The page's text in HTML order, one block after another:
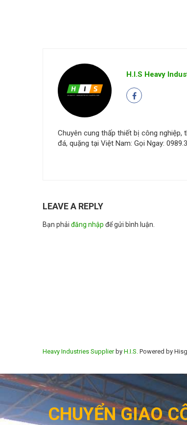
H.I.S Heavy
Chuyên cung thấp thiết bị công nghiệp,
đá, quặng tại Việt Nam: Gọi Ngay:
LEAVE A REPLY
Bạn phải đăng nhập để gửi bình luận.
Heavy Industries Supplierby H.I.S. Powered by
CHUYỂN GIAO